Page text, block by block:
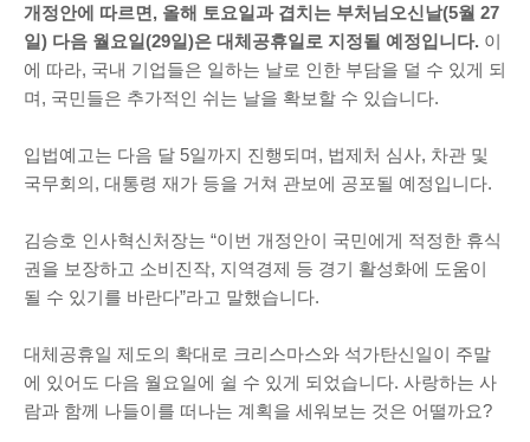
개정안에 따르면, 올해 토요일과 겹치는 부처님오신날(5월 27
일) 다음 월요일(29일)은 대체공휴일로 지정될 예정입니다. 이
에 따라, 국내 기업들은 일하는 날로 인한 부담을 덜 수 있게 되
며, 국민들은 추가적인 쉬는 날을 확보할 수 있습니다.
입법예고는 다음 달 5일까지 진행되며, 법제처 심사, 차관 및
국무회의, 대통령 재가 등을 거쳐 관보에 공포될 예정입니다.
김승호 인사혁신처장는 “이번 개정안이 국민에게 적정한 휴식
권을 보장하고 소비진작, 지역경제 등 경기 활성화에 도움이
될 수 있기를 바란다”라고 말했습니다.
대체공휴일 제도의 확대로 크리스마스와 석가탄신일이 주말
에 있어도 다음 월요일에 쉴 수 있게 되었습니다. 사랑하는 사
람과 함께 나들이를 떠나는 계획을 세워보는 것은 어떨까요?